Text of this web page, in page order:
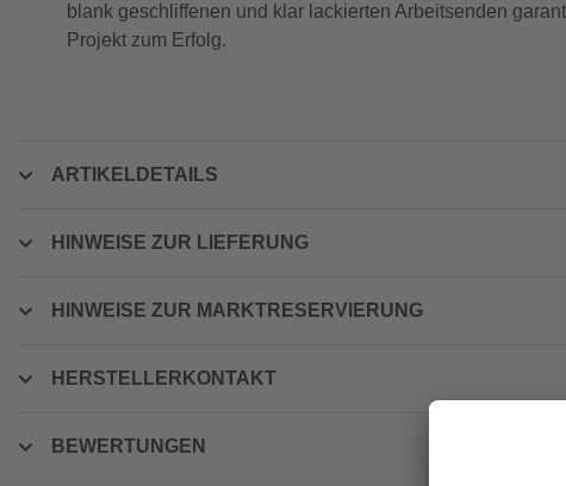
blank geschliffenen und klar lackierten Arbeitsenden
Projekt zum Erfolg.
ARTIKELDETAILS
HINWEISE ZUR LIEFERUNG
HINWEISE ZUR MARKTRESERVIERUNG
HERSTELLERKONTAKT
BEWERTUNGEN